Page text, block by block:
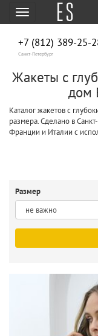
Меню
+7 (812) 389-25-
Санкт-Петербург
Жакеты с
дом
Каталог жакетов с
размера. Сделано в
Франции и Италии с
Размер